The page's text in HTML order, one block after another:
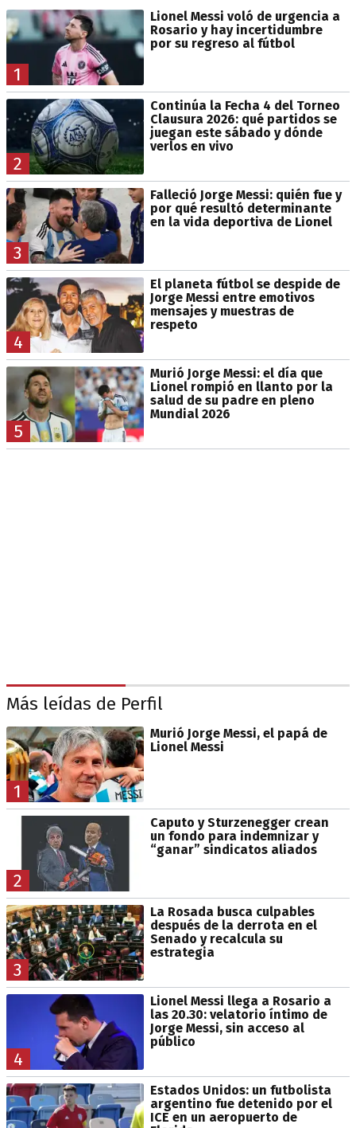
1
Lionel Messi voló de urgencia a
Rosario y hay incertidumbre
por su regreso al fútbol
2
Continúa la Fecha 4 del Torneo
Clausura 2026: qué partidos se
juegan este sábado y dónde
verlos en vivo
3
Falleció Jorge Messi: quién fue y
por qué resultó determinante
en la vida deportiva de Lionel
4
El planeta fútbol se despide de
Jorge Messi entre emotivos
mensajes y muestras de
respeto
5
Murió Jorge Messi: el día que
Lionel rompió en llanto por la
salud de su padre en pleno
Mundial 2026
Más leídas de Perfil
1
Murió Jorge Messi, el papá de
Lionel Messi
2
Caputo y Sturzenegger crean
un fondo para indemnizar y
“ganar” sindicatos aliados
3
La Rosada busca culpables
después de la derrota en el
Senado y recalcula su
estrategia
4
Lionel Messi llega a Rosario a
las 20.30: velatorio íntimo de
Jorge Messi, sin acceso al
público
Estados Unidos: un futbolista
argentino fue detenido por el
ICE en un aeropuerto de